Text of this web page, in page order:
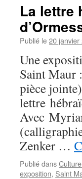
La lettre
Publié le20 janvier
Une
Saint Maur
pièce
lettre
Avec
Zenker …
Publié dans
exposition, Saint